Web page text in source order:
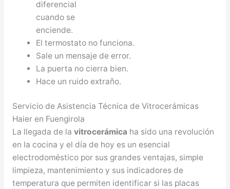
diferencial
cuando se
enciende.
El termostato no funciona.
Sale un mensaje de error.
La puerta no cierra bien.
Hace un ruido extraño.
Servicio de Asistencia Técnica de Vitrocerámicas
Haier en Fuengirola
La llegada de la vitrocerámica ha sido una revolución
en la cocina y el día de hoy es un esencial
electrodoméstico por sus grandes ventajas, simple
limpieza, mantenimiento y sus indicadores de
temperatura que permiten identificar si las placas